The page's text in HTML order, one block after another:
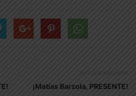
Artículo siguiente
¡Matías Barzola, PRESENTE!